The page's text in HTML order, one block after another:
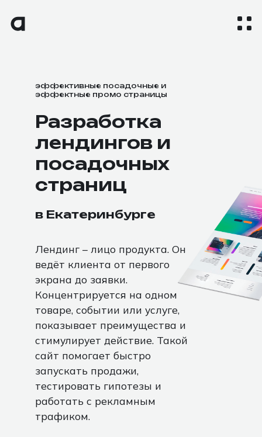
эффективные посадочные и
эффектные промо страницы
Разработка
лендингов и
посадочных
страниц
в Екатеринбурге
Лендинг – лицо продукта. Он
ведёт клиента от первого
экрана до заявки.
Концентрируется на одном
товаре, событии или услуге,
показывает преимущества и
стимулирует действие. Такой
сайт помогает быстро
запускать продажи,
тестировать гипотезы и
работать с рекламным
трафиком.